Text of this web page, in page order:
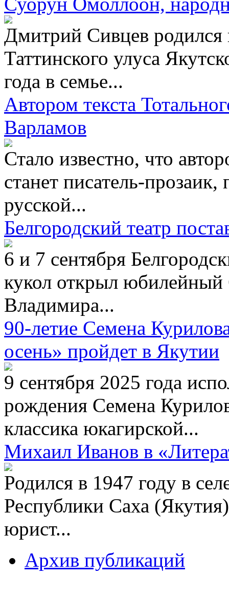
Дмитрий Сивцев родился
Таттинского улуса
года в семье...
Автором текста
Варламов
Стало известно, что
станет писатель-прозаик,
русской...
Белгородский театр
6 и 7 сентября
кукол открыл юбилейный
Владимира...
90-летие Семена
осень» пройдет в Якутии
9 сентября 2025 года
рождения Семена
классика юкагирской...
Михаил Иванов в
Родился в 1947 году в
Республики Саха
юрист...
Архив публикаций